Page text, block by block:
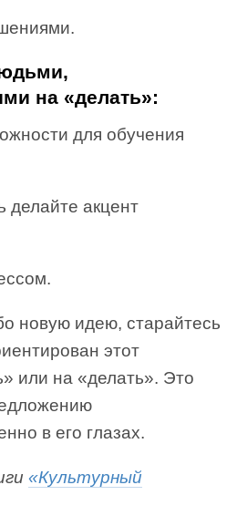
на «делать»:
для обучения
делайте акцент
новую идею, старайтесь
этот
или на «делать». Это
в его глазах.
«Культурный